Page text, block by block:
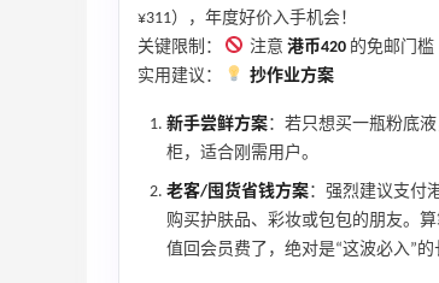
¥311），年度好价入手机会！
关键限制：
注意 港币420 的免邮门槛
实用建议：
抄作业方案
新手尝鲜方案：若只想买一瓶粉底
柜，适合刚需用户。
老客/囤货省钱方案：强烈建议支付
购买护肤品、彩妆或包包的朋友。
值回会员费了，绝对是“这波必入”的